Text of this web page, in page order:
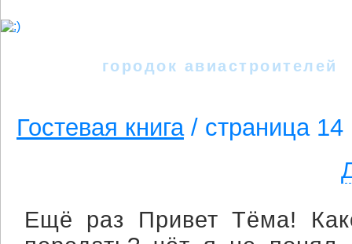
городок авиастроителей
Гостевая книга/ cтраница 14
Ещё раз Привет Тёма!